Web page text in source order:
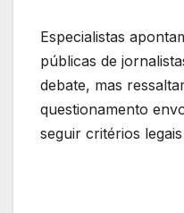
Especialistas
públicas de
debate, mas
questionamento
seguir critérios